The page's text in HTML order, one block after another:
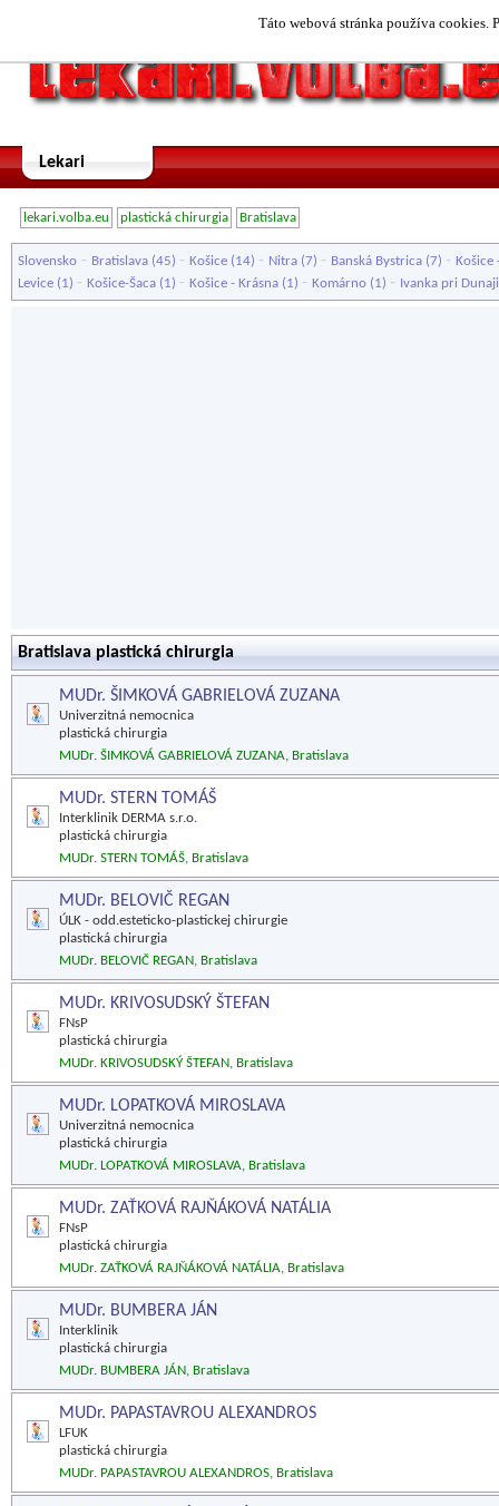
Táto webová stránka používa cookies.
Lekari
lekari.volba.eu plastická chirurgia Bratislava
Slovensko - Bratislava (45) - Košice (14) - Nitra (7) - Banská Bystrica (7) - Košice
Levice (1) - Košice-Šaca (1) - Košice - Krásna (1) - Komárno (1) - Ivanka pri Dunaji
Bratislava plastická chirurgia
MUDr. ŠIMKOVÁ GABRIELOVÁ ZUZANA
Univerzitná nemocnica
plastická chirurgia
MUDr. ŠIMKOVÁ GABRIELOVÁ ZUZANA, Bratislava
MUDr. STERN TOMÁŠ
Interklinik DERMA s.r.o.
plastická chirurgia
MUDr. STERN TOMÁŠ, Bratislava
MUDr. BELOVIČ REGAN
ÚLK - odd.esteticko-plastickej chirurgie
plastická chirurgia
MUDr. BELOVIČ REGAN, Bratislava
MUDr. KRIVOSUDSKÝ ŠTEFAN
FNsP
plastická chirurgia
MUDr. KRIVOSUDSKÝ ŠTEFAN, Bratislava
MUDr. LOPATKOVÁ MIROSLAVA
Univerzitná nemocnica
plastická chirurgia
MUDr. LOPATKOVÁ MIROSLAVA, Bratislava
MUDr. ZAŤKOVÁ RAJŇÁKOVÁ NATÁLIA
FNsP
plastická chirurgia
MUDr. ZAŤKOVÁ RAJŇÁKOVÁ NATÁLIA, Bratislava
MUDr. BUMBERA JÁN
Interklinik
plastická chirurgia
MUDr. BUMBERA JÁN, Bratislava
MUDr. PAPASTAVROU ALEXANDROS
LFUK
plastická chirurgia
MUDr. PAPASTAVROU ALEXANDROS, Bratislava